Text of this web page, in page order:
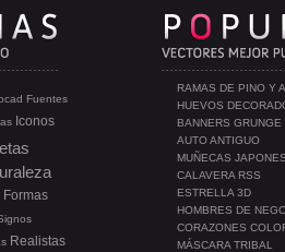
RAMAS DE PINO Y
HUEVOS
BANNERS GRUNGE
AUTO ANTIGUO
MUÑECAS
CALAVERA RSS
ESTRELLA 3D
HOMBRES DE
CORAZONES
MÁSCARA TRIBAL
Fuentes
Iconos
Formas
Realistas